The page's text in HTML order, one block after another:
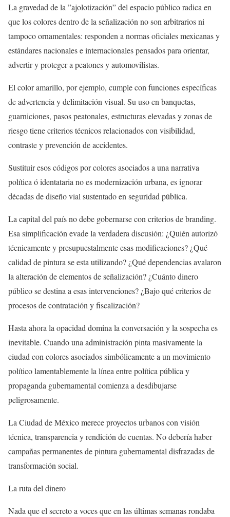
La gravedad de la ”ajolotización” del espacio público radica en
que los colores dentro de la señalización no son arbitrarios ni
tampoco ornamentales: responden a normas oficiales mexicanas y
estándares nacionales e internacionales pensados para orientar,
advertir y proteger a peatones y automovilistas.
El color amarillo, por ejemplo, cumple con funciones específicas
de advertencia y delimitación visual. Su uso en banquetas,
guarniciones, pasos peatonales, estructuras elevadas y zonas de
riesgo tiene criterios técnicos relacionados con visibilidad,
contraste y prevención de accidentes.
Sustituir esos códigos por colores asociados a una narrativa
política ó identataria no es modernización urbana, es ignorar
décadas de diseño vial sustentado en seguridad pública.
La capital del país no debe gobernarse con criterios de branding.
Esa simplificación evade la verdadera discusión: ¿Quién autorizó
técnicamente y presupuestalmente esas modificaciones? ¿Qué
calidad de pintura se esta utilizando? ¿Qué dependencias avalaron
la alteración de elementos de señalización? ¿Cuánto dinero
público se destina a esas intervenciones? ¿Bajo qué criterios de
procesos de contratación y fiscalización?
Hasta ahora la opacidad domina la conversación y la sospecha es
inevitable. Cuando una administración pinta masivamente la
ciudad con colores asociados simbólicamente a un movimiento
político lamentablemente la línea entre política pública y
propaganda gubernamental comienza a desdibujarse
peligrosamente.
La Ciudad de México merece proyectos urbanos con visión
técnica, transparencia y rendición de cuentas. No debería haber
campañas permanentes de pintura gubernamental disfrazadas de
transformación social.
La ruta del dinero
Nada que el secreto a voces que en las últimas semanas rondaba